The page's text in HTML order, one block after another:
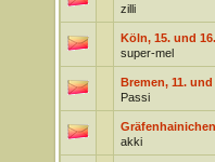
zilli
Köln, 15. und
super-mel
Bremen, 11. und
Passi
akki